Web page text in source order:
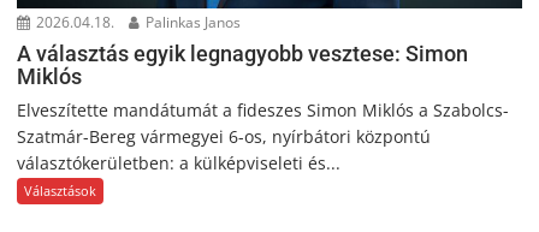
2026.04.18. Palinkas Janos
A választás egyik legnagyobb vesztese: Simon
Miklós
Elveszítette mandátumát a fideszes Simon Miklós a Szabolcs-
Szatmár-Bereg vármegyei 6-os, nyírbátori központú
választókerületben: a külképviseleti és...
Választások